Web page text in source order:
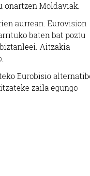
onartzen Moldaviak.
aurrean. Eurovision
baten bat poztu
Aitzakia
Eurobisio
zaila egungo